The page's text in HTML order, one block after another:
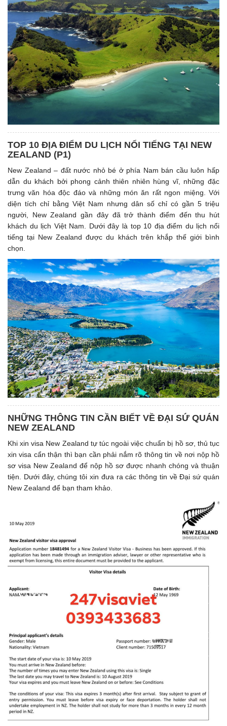
TOP 10 ĐỊA ĐIỂM DU LỊCH NỔI TIẾNG TẠI NEW
ZEALAND (P1)
New Zealand – đất nước nhỏ bé ở phía Nam bán cầu luôn hấp
dẫn du khách bởi phong cảnh thiên nhiên hùng vĩ, những đặc
trưng văn hóa độc đáo và những món ăn rất ngon miệng. Với
diện tích chỉ bằng Việt Nam nhưng dân số chỉ có gần 5 triệu
người, New Zealand gần đây đã trở thành điểm đến thu hút
khách du lịch Việt Nam. Dưới đây là top 10 địa điểm du lịch nổi
tiếng tại New Zealand được du khách trên khắp thế giới bình
chọn.
NHỮNG THÔNG TIN CẦN BIẾT VỀ ĐẠI SỨ QUÁN
NEW ZEALAND
Khi xin visa New Zealand tự túc ngoài việc chuẩn bị hồ sơ, thủ tục
xin visa cẩn thận thì bạn cần phải nắm rõ thông tin về nơi nộp hồ
sơ visa New Zealand để nộp hồ sơ được nhanh chóng và thuận
tiện. Dưới đây, chúng tôi xin đưa ra các thông tin về Đại sứ quán
New Zealand để bạn tham khảo.